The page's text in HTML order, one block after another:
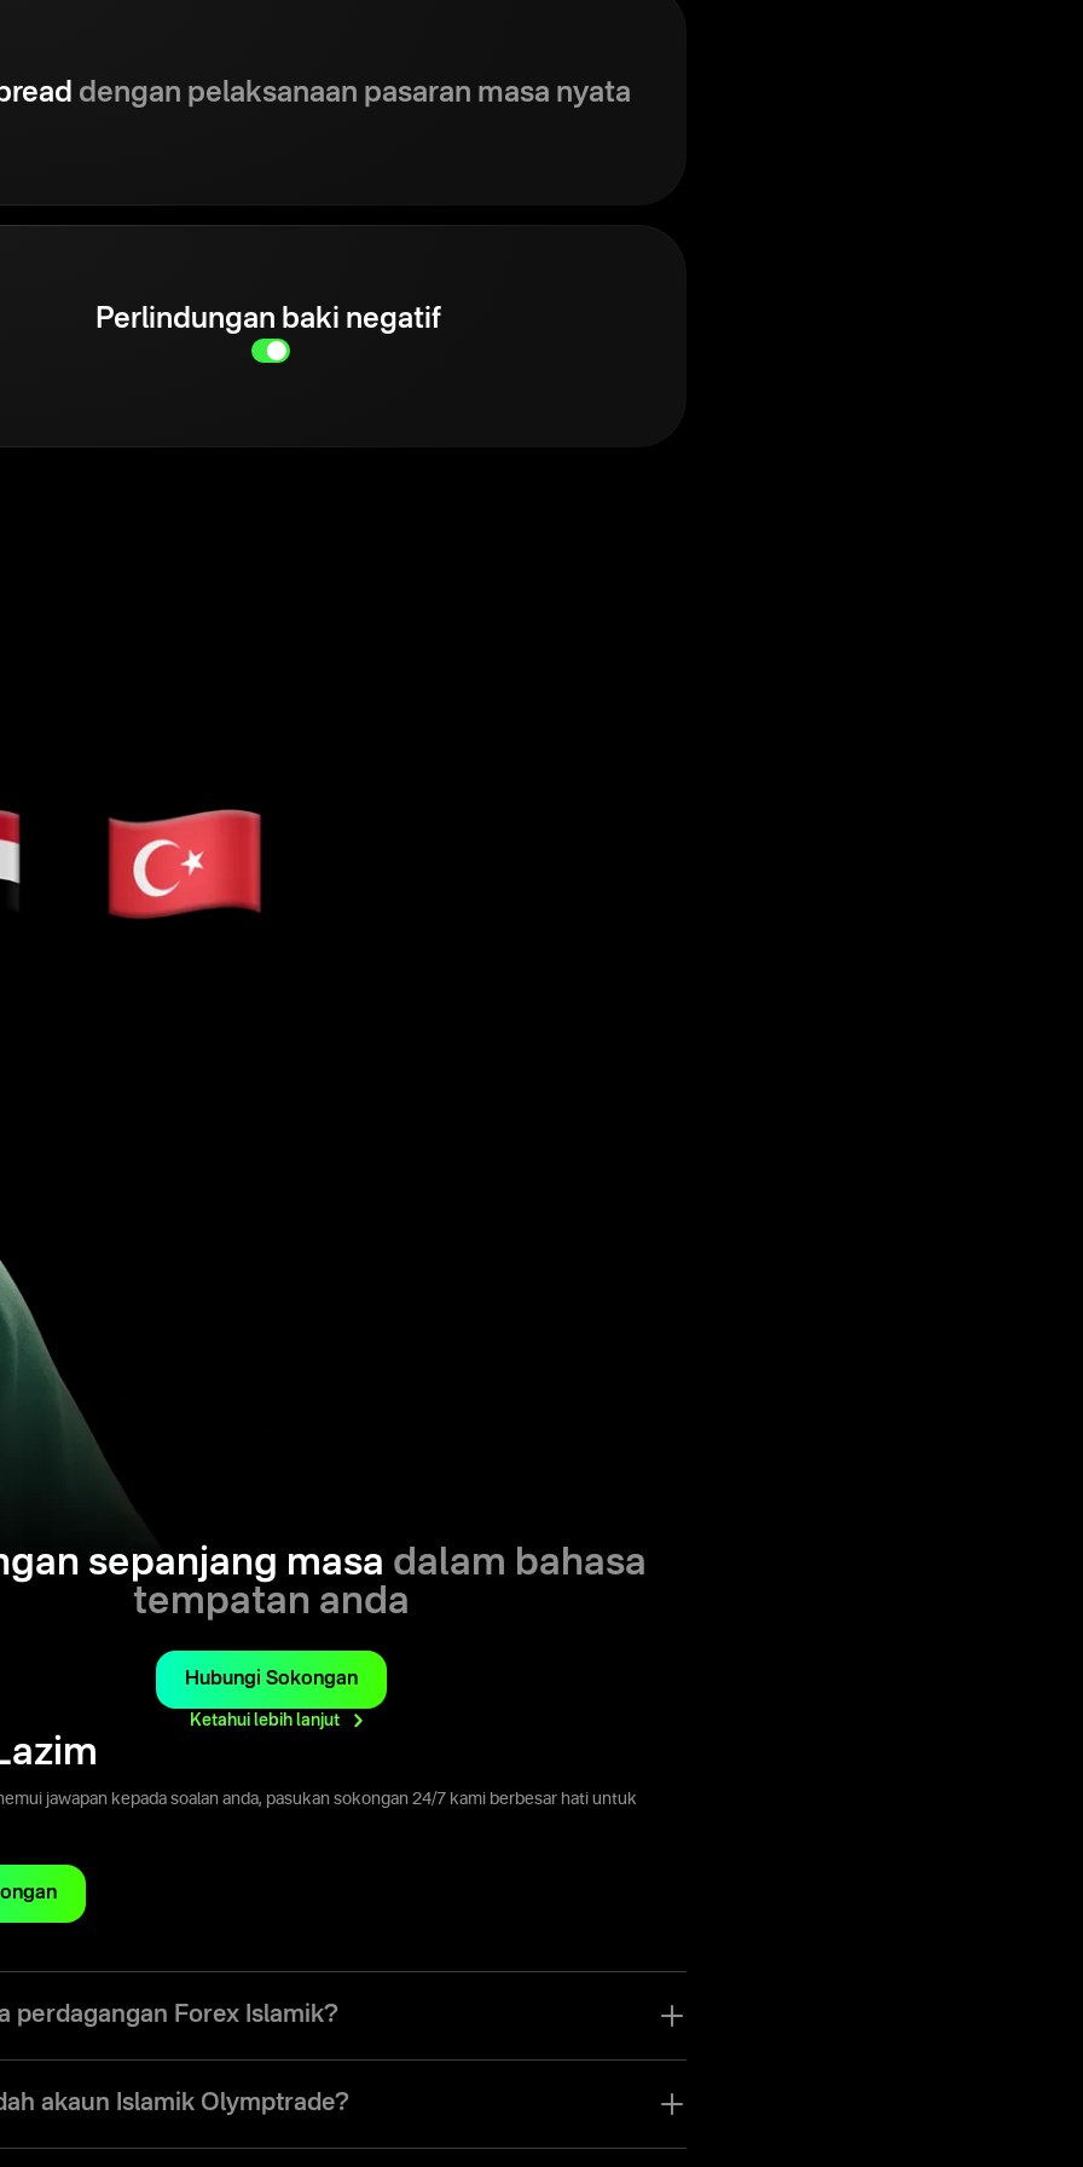
dengan pelaksanaan pasaran masa nyata
Perlindungan baki negatif
sepanjang masa dalam bahasa
tempatan anda
Hubungi Sokongan
Ketahui lebih lanjut
jawapan kepada soalan anda, pasukan sokongan 24/7 kami berbesar hati untuk
perdagangan Forex Islamik?
mereka yang ingin berdagang mengikut Syariah. Inilah sebab mengapa Olymptrade
Forex Islamik, membolehkan sesiapa sahaja menikmati pengalaman perdagangan Forex
akaun Islamik Olymptrade?